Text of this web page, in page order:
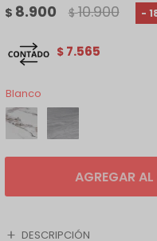
$ 8.900 $ 10.900
$ 7.565
Blanco
AGREGAR
DESCRIPCIÓN